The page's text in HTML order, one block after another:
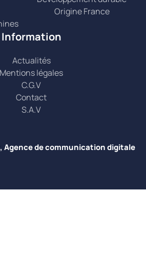
Origine France
Information
Actualités
Mentions légales
C.G.V
Contact
S.A.V
Agence de communication digitale